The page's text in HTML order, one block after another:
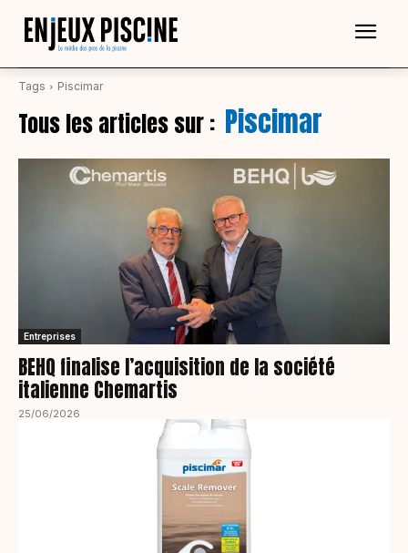
Tags Piscimar
Tous les articles sur : Piscimar
Entreprises
BEHQ finalise l’acquisition de la société
italienne Chemartis
25/06/2026